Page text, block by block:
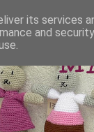
its services
and